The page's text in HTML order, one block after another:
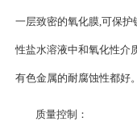
一层致密的氧化膜,可保
性盐水溶液中和氧化性介
有色金属的耐腐蚀性都好。
质量控制：